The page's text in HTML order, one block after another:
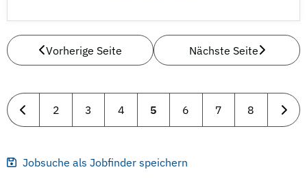
Vorherige Seite Nächste Seite
2 3 4 5 6 7 8
Jobsuche als Jobfinder speichern